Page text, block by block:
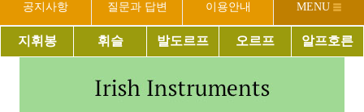
공지사항 질문과 답변 이용안내 MENU
지휘봉 휘슬 발도르프 오르프 알프호른